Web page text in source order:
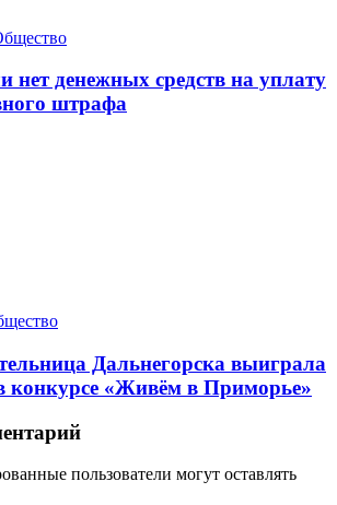
нет денежных средств на уплату
штрафа
Дальнегорска выиграла
конкурсе «Живём в Приморье»
пользователи могут оставлять